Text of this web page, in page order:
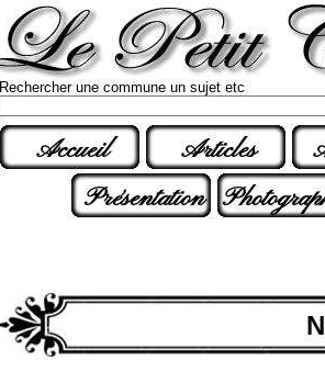
Rechercher une commune un sujet etc
Accueil Articles
Présentation